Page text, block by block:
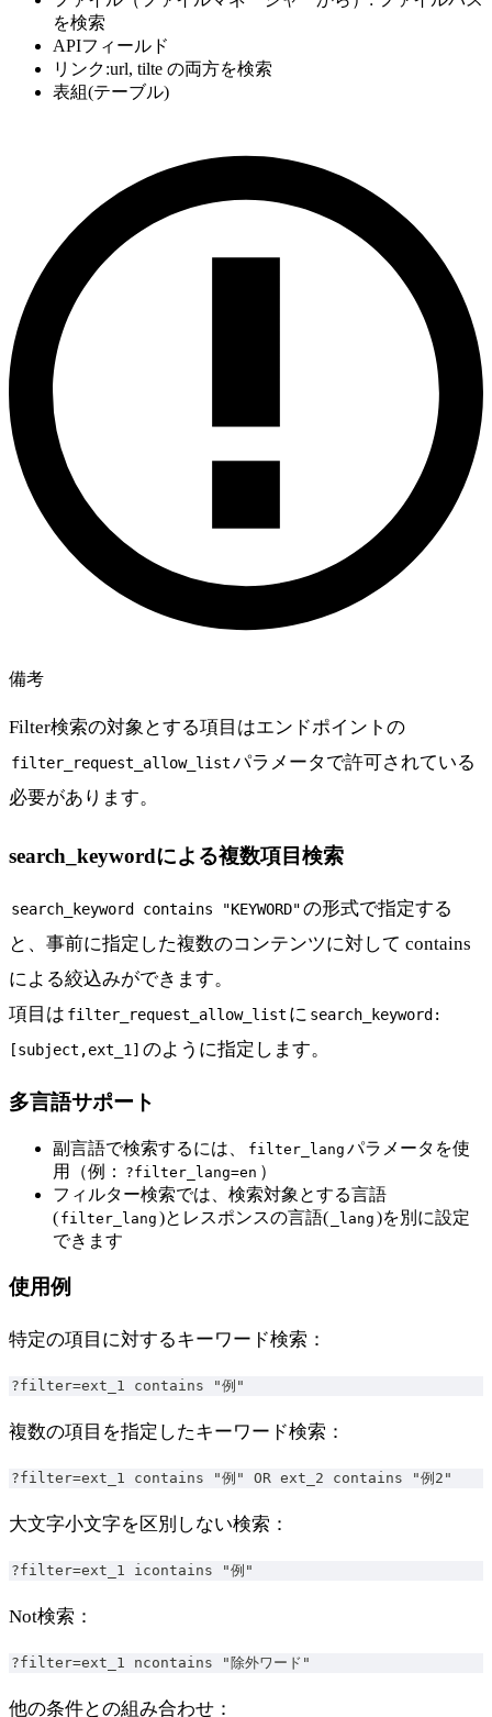
を検索
APIフィールド
リンク:url, tilte の両方を検索
表組(テーブル)
備考
Filter検索の対象とする項目はエンドポイントの
filter_request_allow_listパラメータで許可されている
必要があります。
search_keywordによる複数項目検索
search_keyword contains "KEYWORD"の形式で指定する
と、事前に指定した複数のコンテンツに対して contains
による絞込みができます。
項目は filter_request_allow_list に search_keyword:
[subject,ext_1] のように指定します。
多言語サポート
副言語で検索するには、 filter_lang パラメータを使
用（例：
?filter_lang=en ）
フィルター検索では、検索対象とする言語
( filter_lang )とレスポンスの言語( _lang )を別に設定
できます
使用例
特定の項目に対するキーワード検索：
?filter=ext_1 contains "例"
複数の項目を指定したキーワード検索：
?filter=ext_1 contains "例" OR ext_2 contains "例2"
大文字小文字を区別しない検索：
?filter=ext_1 icontains "例"
Not検索：
?filter=ext_1 ncontains "除外ワード"
他の条件との組み合わせ：